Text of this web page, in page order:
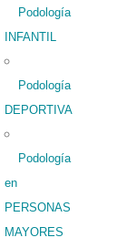
Podología
INFANTIL
Podología
DEPORTIVA
Podología
en
PERSONAS
MAYORES